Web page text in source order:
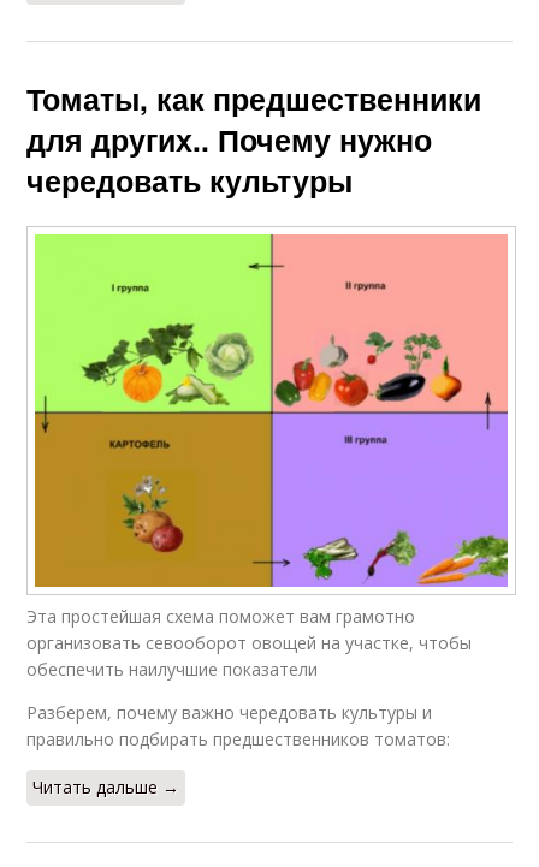
Томаты, как предшественники
для других.. Почему нужно
чередовать культуры
Эта простейшая схема поможет вам грамотно
организовать севооборот овощей на участке, чтобы
обеспечить наилучшие показатели
Разберем, почему важно чередовать культуры и
правильно подбирать предшественников томатов:
Читать дальше →